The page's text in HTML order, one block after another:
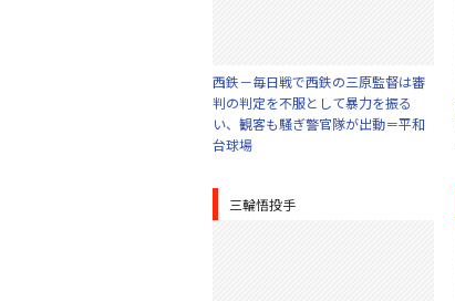
西鉄－毎日戦で西鉄の三原監督は審
判の判定を不服として暴力を振る
い、観客も騒ぎ警官隊が出動＝平和
台球場
三輪悟投手